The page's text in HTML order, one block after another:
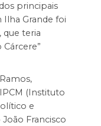
principais
Grande foi
que teria
(Instituto
e
Francisco